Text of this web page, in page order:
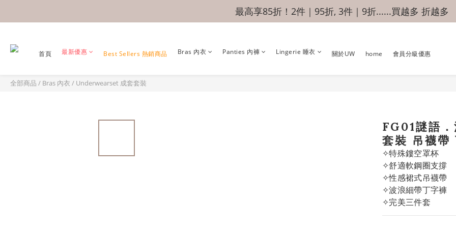
最高享85折！2件｜95折, 3件｜9折......買越多 折越多
首頁 最新優惠 Best Sellers 熱銷商品 Bras 內衣 Panties 內褲 Lingerie 睡衣 關於UW home 會員分級優惠
全部商品 / Bras 內衣 / Underwearset 成套套裝
FG01謎語
套裝 吊襪
✧特殊鏤空罩杯
✧舒適軟鋼圈支撐
✧性感裙式吊襪帶
✧波浪細帶丁字褲
✧完美三件套